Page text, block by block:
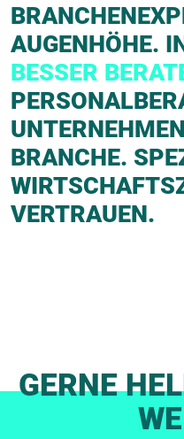
AUGENHÖHE.
BESSER
BRANCHE.
VERTRAUEN.
GERNE